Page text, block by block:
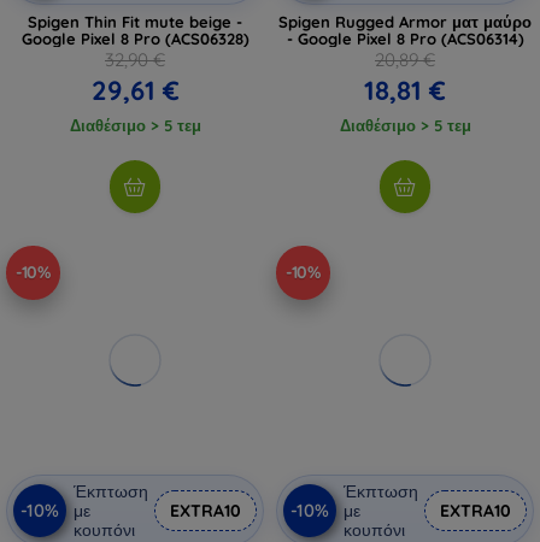
Spigen Thin Fit mute beige -
Google Pixel 8 Pro (ACS06328)
32,90 €
29,61 €
Διαθέσιμο > 5 τεμ
Spigen Rugged Armor ματ μαύρο
- Google Pixel 8 Pro (ACS06314)
20,89 €
18,81 €
Διαθέσιμο > 5 τεμ
-10%
-10%
Έκπτωση
με
κουπόνι
EXTRA10
-10%
-10%
Έκπτωση
με
κουπόνι
EXTRA10